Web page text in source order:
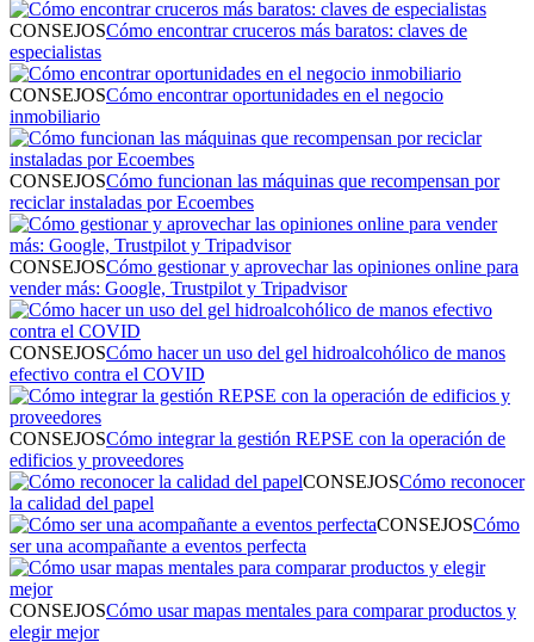
CONSEJOSCómo encontrar cruceros más baratos: claves de
especialistas
CONSEJOSCómo encontrar oportunidades en el negocio
inmobiliario
CONSEJOSCómo funcionan las máquinas que recompensan por
reciclar instaladas por Ecoembes
CONSEJOSCómo gestionar y aprovechar las opiniones online para
vender más: Google, Trustpilot y Tripadvisor
CONSEJOSCómo hacer un uso del gel hidroalcohólico de manos
efectivo contra el COVID
CONSEJOSCómo integrar la gestión REPSE con la operación de
edificios y proveedores
CONSEJOSCómo reconocer
la calidad del papel
CONSEJOSCómo
ser una acompañante a eventos perfecta
CONSEJOSCómo usar mapas mentales para comparar productos y
elegir mejor